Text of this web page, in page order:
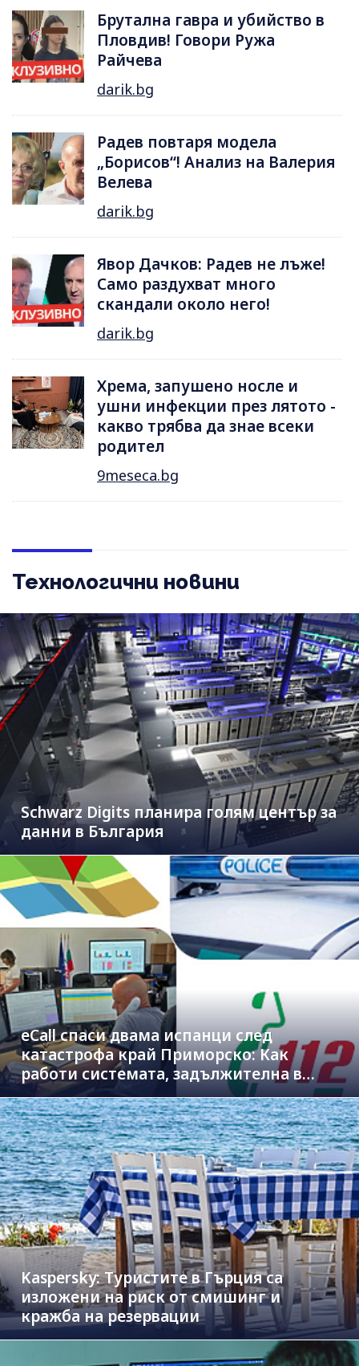
Брутална гавра и убийство в
Пловдив! Говори Ружа
Райчева
darik.bg
Радев повтаря модела
„Борисов“! Анализ на Валерия
Велева
darik.bg
Явор Дачков: Радев не лъже!
Само раздухват много
скандали около него!
darik.bg
Хрема, запушено носле и
ушни инфекции през лятотo -
какво трябва да знае всеки
родител
9meseca.bg
Технологични новини
Schwarz Digits планира голям център за
данни в България
eCall спаси двама испанци след
катастрофа край Приморско: Как
работи системата, задължителна в
новите коли
Kaspersky: Туристите в Гърция са
изложени на риск от смишинг и
кражба на резервации